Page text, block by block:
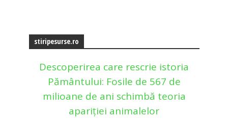
stiripesurse.ro
Descoperirea care rescrie istoria
Pământului: Fosile de 567 de
milioane de ani schimbă teoria
apariției animalelor